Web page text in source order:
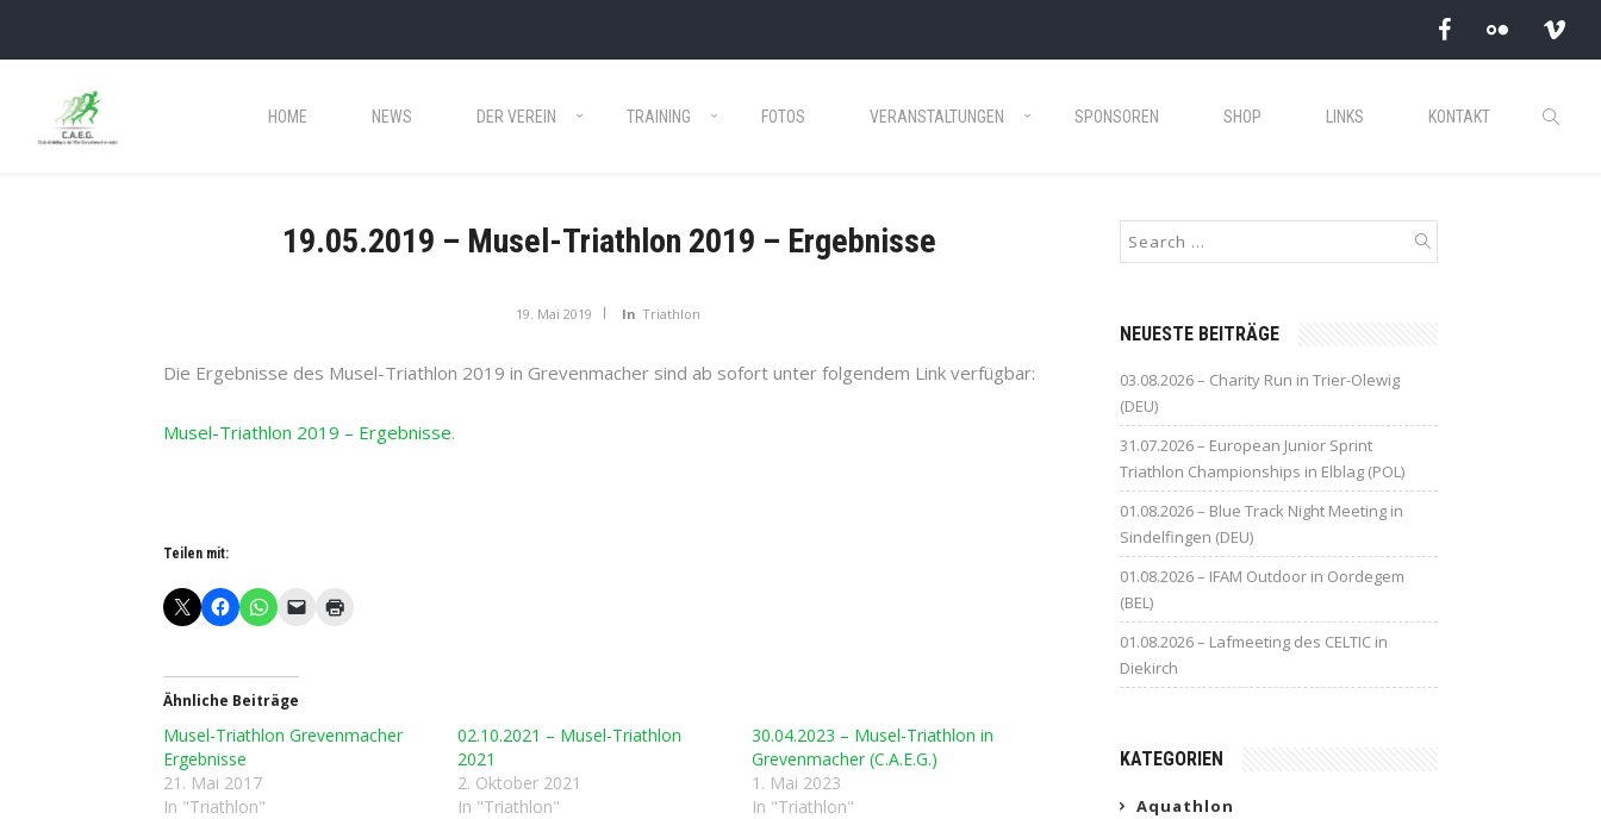
HOME NEWS DER VEREIN TRAINING FOTOS VERANSTALTUNGEN SPONSOREN SHOP LINKS KONTAKT
19.05.2019 – Musel-Triathlon 2019 – Ergebnisse
19. Mai 2019 In Triathlon
Die Ergebnisse des Musel-Triathlon 2019 in Grevenmacher sind ab sofort unter folgendem Link verfügbar:
Musel-Triathlon 2019 – Ergebnisse.
Teilen mit:
Ähnliche Beiträge
Musel-Triathlon Grevenmacher
Ergebnisse
21. Mai 2017
In "Triathlon"
02.10.2021 – Musel-Triathlon
2021
2. Oktober 2021
In "Triathlon"
30.04.2023 – Musel-Triathlon in
Grevenmacher (C.A.E.G.)
1. Mai 2023
In "Triathlon"
NEUESTE BEITRÄGE
03.08.2026 – Charity Run in Trier-Olewig
(DEU)
31.07.2026 – European Junior Sprint
Triathlon Championships in Elblag (POL)
01.08.2026 – Blue Track Night Meeting in
Sindelfingen (DEU)
01.08.2026 – IFAM Outdoor in Oordegem
(BEL)
01.08.2026 – Lafmeeting des CELTIC in
Diekirch
KATEGORIEN
Aquathlon